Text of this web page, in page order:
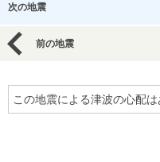
次の地震
前の地震
この地震による津波の心配は